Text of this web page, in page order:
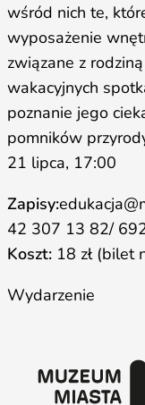
wśród nich te,
wyposażenie
związane z
wakacyjnych
poznanie jego
pomników
21 lipca, 17:00
Zapisy:
42 307 13 82/
Koszt: 18 zł (bilet
Wydarzenie